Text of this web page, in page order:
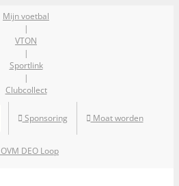
Mijn voetbal
|
VTON
|
Sportlink
|
Clubcollect
Sponsoring Moat worden
OVM DEO Loop